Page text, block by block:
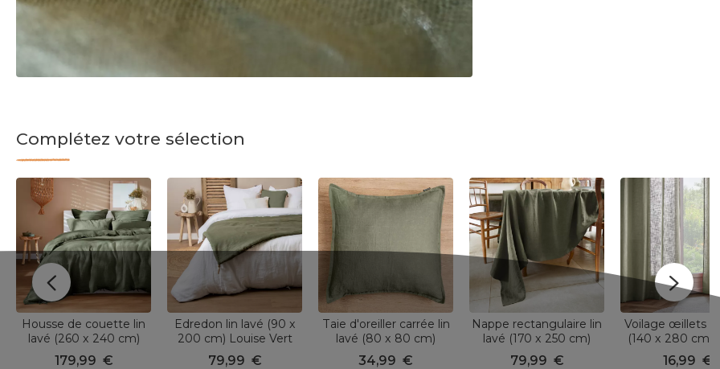
Complétez votre sélection
Housse de couette lin
lavé (260 x 240 cm)
Louise Vert romarin
179,99 €
Edredon lin lavé (90 x
200 cm) Louise Vert
romarin
79,99 €
Taie d'oreiller carrée lin
lavé (80 x 80 cm)
Louise Vert romarin
34,99 €
Nappe rectangulaire lin
lavé (170 x 250 cm)
Louise Vert romarin
79,99 €
Voilage œillets
(140 x 280 cm)
Vert romarin
16,99 €